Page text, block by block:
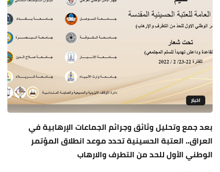
اخبار
بعد جمع وتحليل وثائق وجرائم الجماعات الإرهابية في
العراق.. العتبة الحسينية تحدد موعد انطلاق المؤتمر
الوطني الأول للحد من التطرف والارهاب